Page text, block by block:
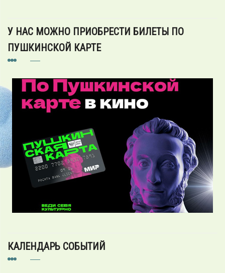
У НАС МОЖНО ПРИОБРЕСТИ БИЛЕТЫ ПО
ПУШКИНСКОЙ КАРТЕ
КАЛЕНДАРЬ СОБЫТИЙ